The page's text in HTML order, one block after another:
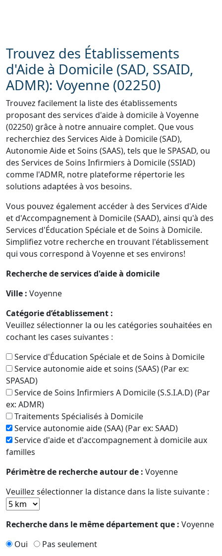
Trouvez des Établissements
d'Aide à Domicile (SAD, SSAID,
ADMR): Voyenne (02250)
Trouvez facilement la liste des établissements
proposant des services d'aide à domicile à Voyenne
(02250) grâce à notre annuaire complet. Que vous
recherchiez des Services Aide à Domicile (SAD),
Autonomie Aide et Soins (SAAS), tels que le SPASAD, ou
des Services de Soins Infirmiers à Domicile (SSIAD)
comme l'ADMR, notre plateforme répertorie les
solutions adaptées à vos besoins.
Vous pouvez également accéder à des Services d'Aide
et d'Accompagnement à Domicile (SAAD), ainsi qu'à des
Services d'Éducation Spéciale et de Soins à Domicile.
Simplifiez votre recherche en trouvant l'établissement
qui vous correspond à Voyenne et ses environs!
Recherche de services d'aide à domicile
Ville : Voyenne
Catégorie d’établissement :
Veuillez sélectionner la ou les catégories souhaitées en
cochant les cases suivantes :
Service d'Éducation Spéciale et de Soins à Domicile
Service autonomie aide et soins (SAAS) (Par ex:
SPASAD)
Service de Soins Infirmiers A Domicile (S.S.I.A.D) (Par
ex: ADMR)
Traitements Spécialisés à Domicile
Service autonomie aide (SAA) (Par ex: SAAD)
Service d'aide et d'accompagnement à domicile aux
familles
Périmètre de recherche autour de : Voyenne
Veuillez sélectionner la distance dans la liste suivante :
Recherche dans le même département que : Voyenne
Oui
Pas seulement